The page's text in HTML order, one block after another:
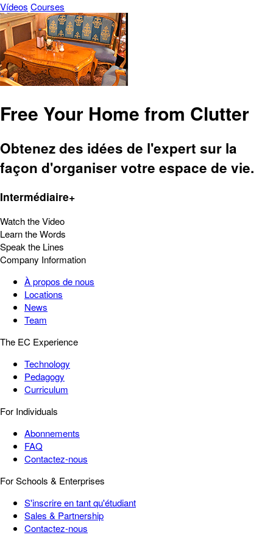
Vídeos Courses
Free Your Home from Clutter
Obtenez des idées de l'expert sur la
façon d'organiser votre espace de vie.
Intermédiaire+
Watch the Video
Learn the Words
Speak the Lines
Company Information
À propos de nous
Locations
News
Team
The EC Experience
Technology
Pedagogy
Curriculum
For Individuals
Abonnements
FAQ
Contactez-nous
For Schools & Enterprises
S'inscrire en tant qu'étudiant
Sales & Partnership
Contactez-nous